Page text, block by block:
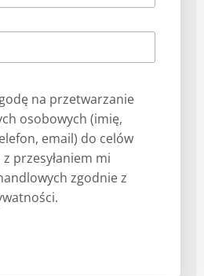
na przetwarzanie
osobowych (imię,
email) do celów
przesyłaniem mi
zgodnie z